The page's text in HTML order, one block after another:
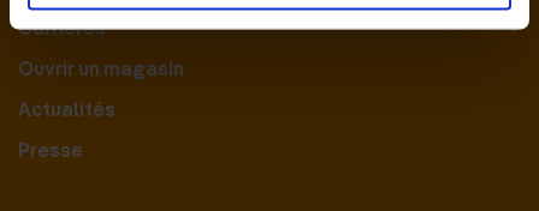
Carrières
Ouvrir un magasin
Actualités
Presse